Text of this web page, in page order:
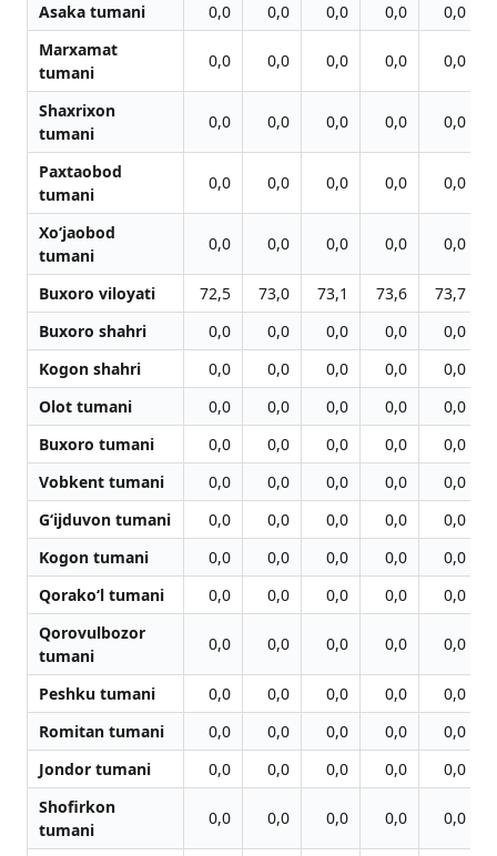
Asaka tumani 0,0 0,0 0,0 0,0
0,0
Marxamat
tumani
0,0 0,0 0,0 0,0 0,0
Shaxrixon
tumani
0,0 0,0 0,0 0,0 0,0
Paxtaobod
tumani
0,0 0,0 0,0 0,0 0,0
Xo‘jaobod
tumani
0,0 0,0 0,0 0,0 0,0
Buxoro viloyati 72,5 73,0 73,1 73,6 73,7
Buxoro shahri
0,0 0,0 0,0 0,0
0,0
Kogon shahri
0,0 0,0 0,0 0,0
0,0
Olot tumani
0,0 0,0 0,0 0,0
0,0
Buxoro tumani
0,0 0,0 0,0 0,0
0,0
Vobkent tumani
0,0 0,0 0,0 0,0
0,0
G‘ijduvon tumani
0,0 0,0 0,0 0,0
0,0
Kogon tumani
0,0 0,0 0,0 0,0
0,0
Qorako‘l tumani
0,0 0,0 0,0 0,0
0,0
Qorovulbozor
tumani
0,0 0,0 0,0 0,0 0,0
Peshku tumani 0,0 0,0 0,0 0,0
0,0
Romitan tumani
0,0 0,0 0,0 0,0
0,0
Jondor tumani
0,0 0,0 0,0 0,0
0,0
Shofirkon
tumani
0,0 0,0 0,0 0,0 0,0